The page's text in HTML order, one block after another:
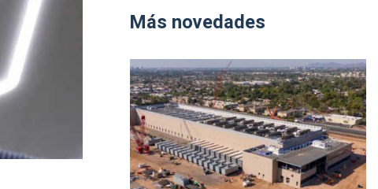
Más novedades